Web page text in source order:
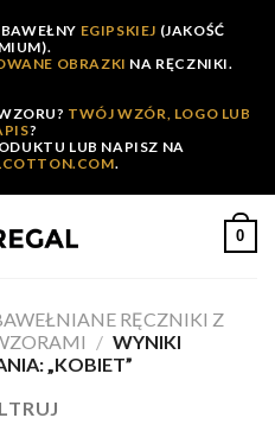
EGIPSKIEJ (JAKOŚĆ
OBRAZKI NA RĘCZNIKI.
TWÓJ WZÓR, LOGO LUB
?
LUB NAPISZ NA
.
0
RĘCZNIKI Z
/ WYNIKI
„KOBIET”